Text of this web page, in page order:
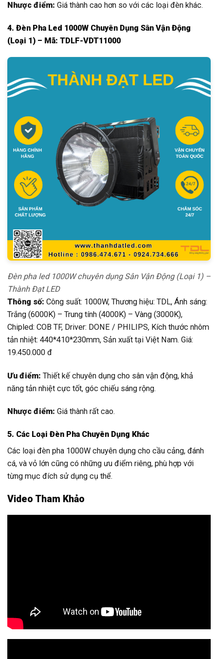
Nhược điểm: Giá thành cao hơn so với các loại đèn khác.
4. Đèn Pha Led 1000W Chuyên Dụng Sân Vận Động
(Loại 1) – Mã: TDLF-VDT11000
Đèn pha led 1000W chuyên dụng Sân Vận Động (Loại 1) –
Thành Đạt LED
Thông số: Công suất: 1000W, Thương hiệu: TDL, Ánh sáng:
Trắng (6000K) – Trung tính (4000K) – Vàng (3000K),
Chipled: COB TF, Driver: DONE / PHILIPS, Kích thước nhôm
tản nhiệt: 440*410*230mm, Sản xuất tại Việt Nam. Giá:
19.450.000 đ
Ưu điểm: Thiết kế chuyên dụng cho sân vận động, khả
năng tản nhiệt cực tốt, góc chiếu sáng rộng.
Nhược điểm: Giá thành rất cao.
5. Các Loại Đèn Pha Chuyên Dụng Khác
Các loại đèn pha 1000W chuyên dụng cho cầu cảng, đánh
cá, và vỏ lớn cũng có những ưu điểm riêng, phù hợp với
từng mục đích sử dụng cụ thể.
Video Tham Khảo